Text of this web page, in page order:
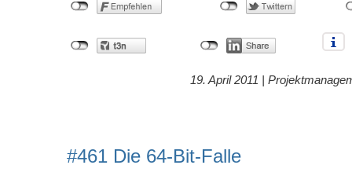
19. April 2011 |
#461 Die 64-Bit-Falle